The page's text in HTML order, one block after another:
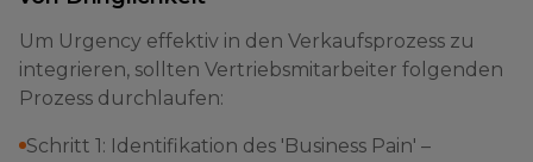
Um Urgency effektiv in den Verkaufsprozess zu
integrieren, sollten Vertriebsmitarbeiter folgenden
Prozess durchlaufen:
Schritt 1: Identifikation des 'Business Pain' –